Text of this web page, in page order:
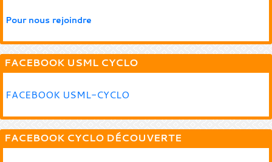
Pour nous rejoindre
FACEBOOK USML CYCLO
FACEBOOK USML-CYCLO
FACEBOOK CYCLO DÉCOUVERTE